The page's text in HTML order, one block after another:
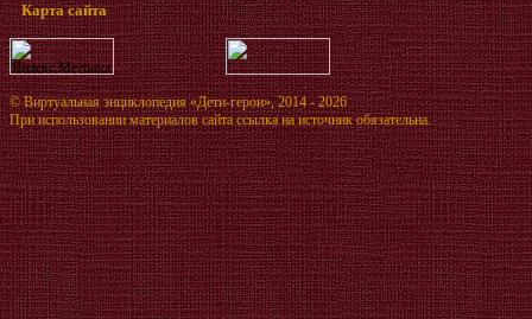
Карта сайта
©Виртуальная энциклопедия «Дети-герои», 2014 - 2026
При использовании материалов сайта ссылка на источник обязательна.